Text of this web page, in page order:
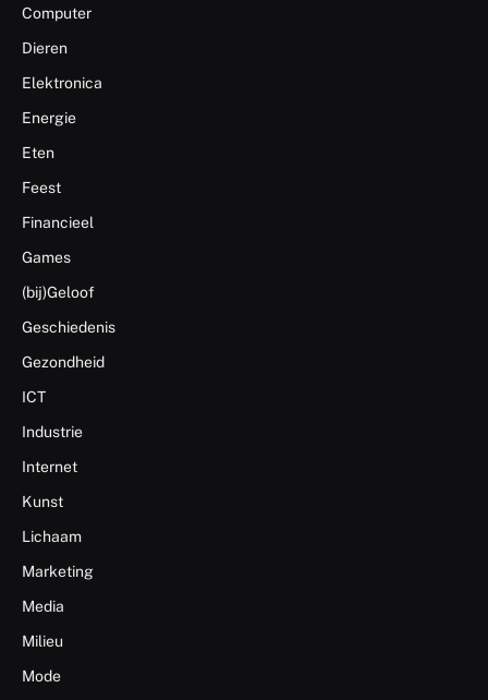
Computer
Dieren
Elektronica
Energie
Eten
Feest
Financieel
Games
(bij)Geloof
Geschiedenis
Gezondheid
ICT
Industrie
Internet
Kunst
Lichaam
Marketing
Media
Milieu
Mode